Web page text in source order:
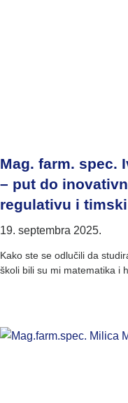
Mag. farm. spec.
– put do
regulativu i
19. septembra 2025.
Kako ste se odlučili da
školi bili su mi matematika i